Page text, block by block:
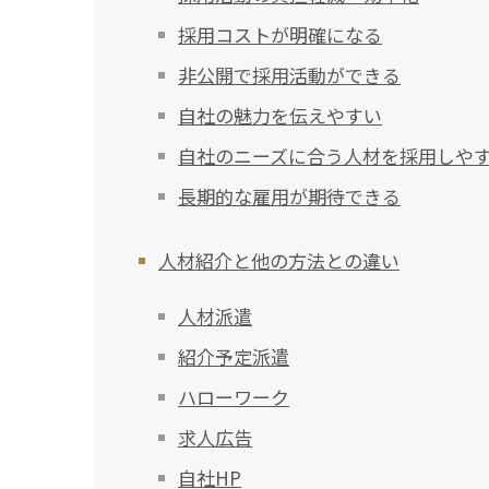
採用コストが明確になる
非公開で採用活動ができる
自社の魅力を伝えやすい
自社のニーズに合う人材を採用しや
長期的な雇用が期待できる
人材紹介と他の方法との違い
人材派遣
紹介予定派遣
ハローワーク
求人広告
自社HP